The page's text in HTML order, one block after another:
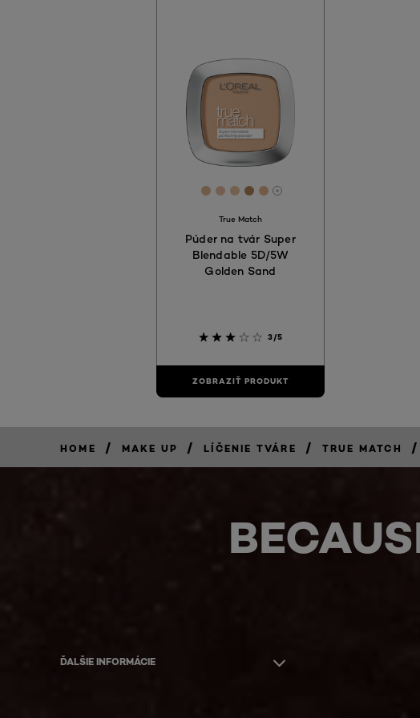
[Color]: #E2B694
[Color]: #ECBEA4
[Color]: #E7C1A0
[Color]: #B6875A
[Color]: #E8B58E
More shades are
True Match
Púder na tvár Super
Blendable 5D/5W
Golden Sand
3/5
ZOBRAZIŤ PRODUKT
HOME / MAKE UP / LÍČENIE TVÁRE / TRUE MATCH /
ĎALŠIE INFORMÁCIE